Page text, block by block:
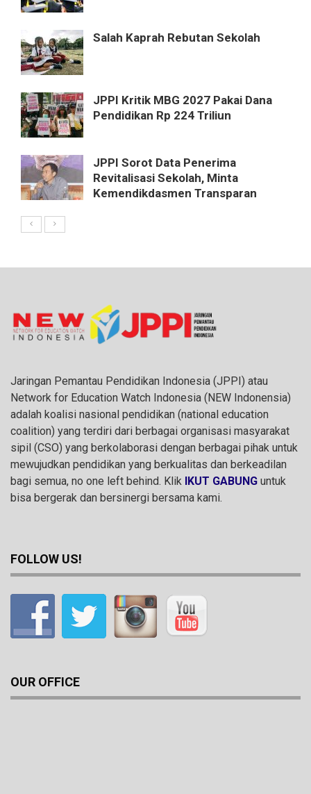
Salah Kaprah Rebutan Sekolah
JPPI Kritik MBG 2027 Pakai Dana
Pendidikan Rp 224 Triliun
JPPI Sorot Data Penerima
Revitalisasi Sekolah, Minta
Kemendikdasmen Transparan
Jaringan Pemantau Pendidikan Indonesia (JPPI) atau
Network for Education Watch Indonesia (NEW Indonensia)
adalah koalisi nasional pendidikan (national education
coalition) yang terdiri dari berbagai organisasi masyarakat
sipil (CSO) yang berkolaborasi dengan berbagai pihak untuk
mewujudkan pendidikan yang berkualitas dan berkeadilan
bagi semua, no one left behind. Klik IKUT GABUNG untuk
bisa bergerak dan bersinergi bersama kami.
FOLLOW US!
OUR OFFICE